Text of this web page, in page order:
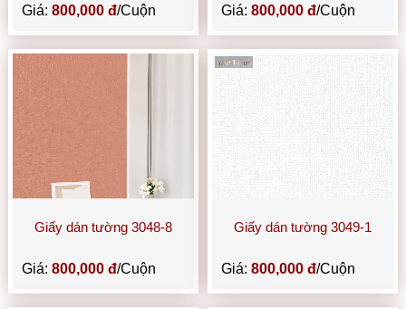
Giá:800,000 đ/Cuộn Giá: 800,000 đ/Cuộn
Giấy dán tường 3048-8
Giá:800,000 đ/Cuộn
Giấy dán tường 3049-1
Giá: 800,000 đ/Cuộn